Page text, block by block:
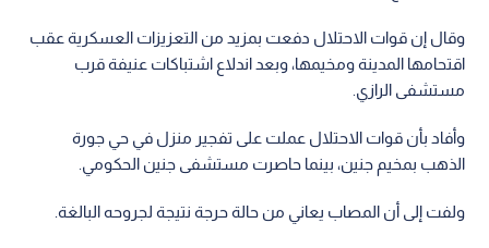
وقال إن قوات الاحتلال دفعت بمزيد من التعزيزات العسكرية عقب
اقتحامها المدينة ومخيمها، وبعد اندلاع اشتباكات عنيفة قرب
مستشفى الرازي.
وأفاد بأن قوات الاحتلال عملت على تفجير منزل في حي جورة
الذهب بمخيم جنين، بينما حاصرت مستشفى جنين الحكومي.
ولفت إلى أن المصاب يعاني من حالة حرجة نتيجة لجروحه البالغة.